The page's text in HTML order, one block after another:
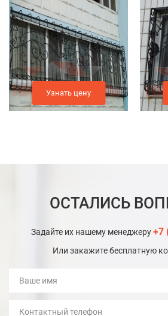
Узнать цену
ОСТАЛИСЬ
Задайте их нашему менеджеру+7
Или закажите бесплатную